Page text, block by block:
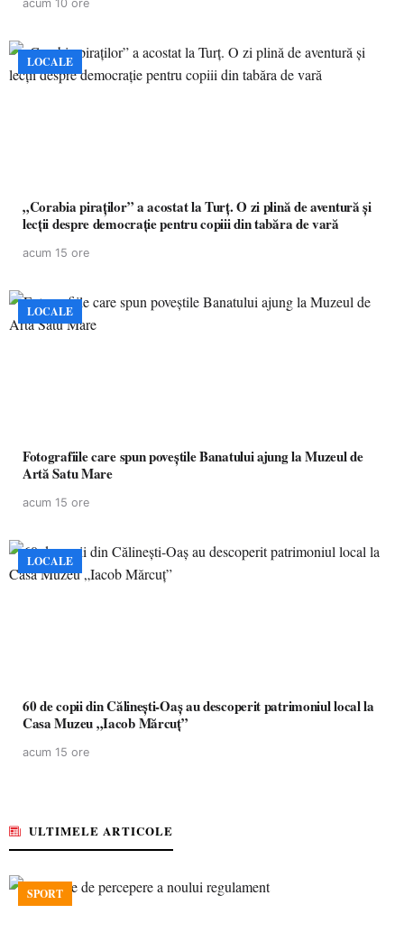
acum 10 ore
LOCALE
„Corabia piraților” a acostat la Turț. O zi plină de aventură și
lecții despre democrație pentru copiii din tabăra de vară
acum 15 ore
LOCALE
Fotografiile care spun poveștile Banatului ajung la Muzeul de
Artă Satu Mare
acum 15 ore
LOCALE
60 de copii din Călinești-Oaș au descoperit patrimoniul local la
Casa Muzeu „Iacob Mărcuț”
acum 15 ore
ULTIMELE ARTICOLE
SPORT